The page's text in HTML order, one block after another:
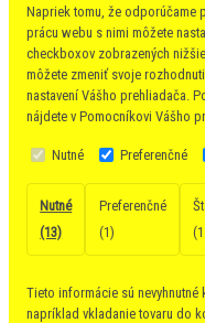
Napriek tomu, že odporúčame
prácu webu s nimi môžete
checkboxov zobrazených
môžete zmeniť svoje
nastavení Vášho prehliadača.
nájdete v Pomocníkovi Vášho
Nutné Preferenčné
Nutné
(13)
Preferenčné
(1)
Tieto informácie sú
napríklad vkladanie tovaru do